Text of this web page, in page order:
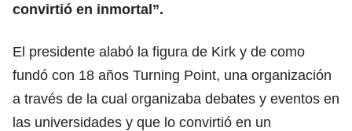
convirtió en inmortal”.
El presidente alabó la figura de Kirk y de como
fundó con 18 años Turning Point, una organización
a través de la cual organizaba debates y eventos en
las universidades y que lo convirtió en un